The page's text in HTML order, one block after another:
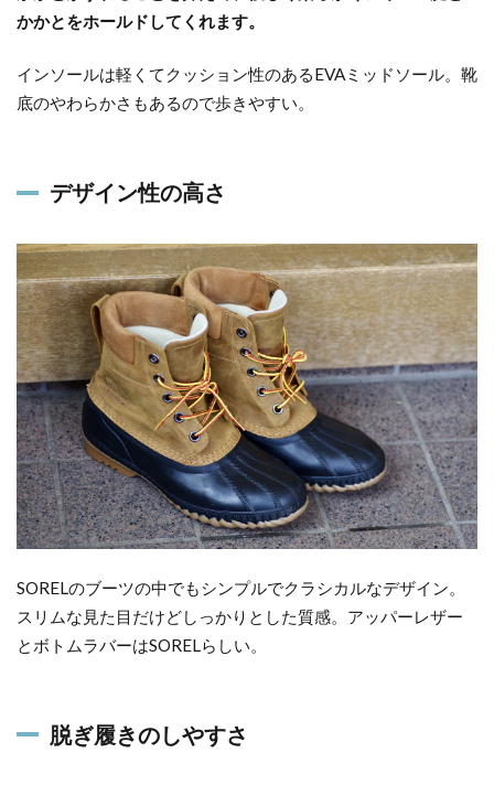
かかとをホールドしてくれます。
インソールは軽くてクッション性のあるEVAミッドソール。靴
底のやわらかさもあるので歩きやすい。
デザイン性の高さ
SORELのブーツの中でもシンプルでクラシカルなデザイン。
スリムな見た目だけどしっかりとした質感。アッパーレザー
とボトムラバーはSORELらしい。
脱ぎ履きのしやすさ